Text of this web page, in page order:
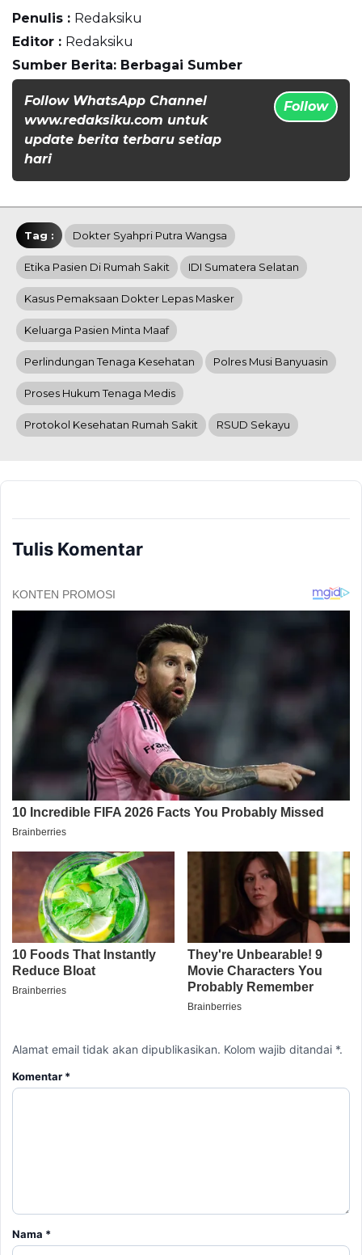
Penulis : Redaksiku
Editor : Redaksiku
Sumber Berita: Berbagai Sumber
Follow WhatsApp Channel
www.redaksiku.com untuk
update berita terbaru setiap
hari
Follow
Tag : Dokter Syahpri Putra Wangsa
Etika Pasien Di Rumah Sakit IDI Sumatera Selatan
Kasus Pemaksaan Dokter Lepas Masker
Keluarga Pasien Minta Maaf
Perlindungan Tenaga Kesehatan Polres Musi Banyuasin
Proses Hukum Tenaga Medis
Protokol Kesehatan Rumah Sakit RSUD Sekayu
Tulis Komentar
Alamat email tidak akan dipublikasikan. Kolom wajib ditandai *.
Komentar *
Nama *